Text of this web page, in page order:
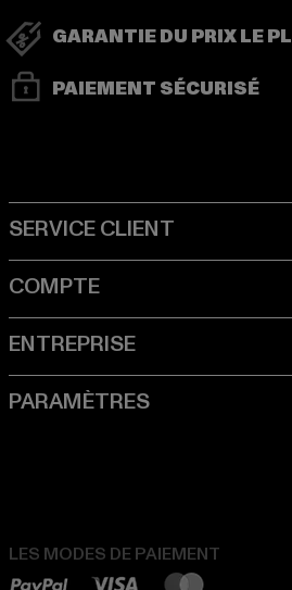
GARANTIE DU PRIX LE
PAIEMENT SÉCURISÉ
LES MODES DE PAIEMENT